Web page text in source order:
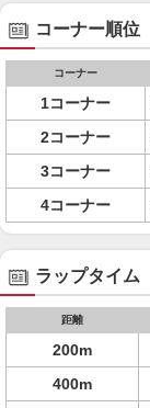
コーナー順位
コーナー
1コーナー
2コーナー
3コーナー
4コーナー
ラップタイム
距離
200m
400m